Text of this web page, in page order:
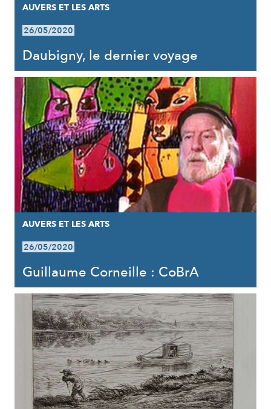
AUVERS ET LES ARTS
26/05/2020
Daubigny, le dernier voyage
AUVERS ET LES ARTS
26/05/2020
Guillaume Corneille : CoBrA